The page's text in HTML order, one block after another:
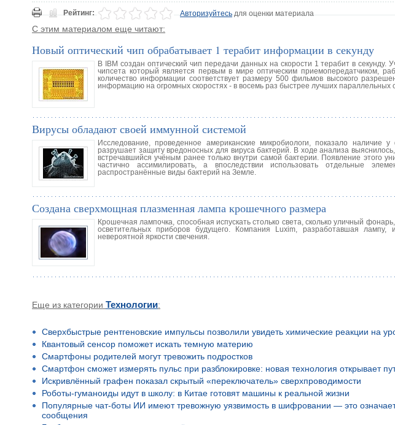
Рейтинг: Авторизуйтесьдля оценки материала
С этим материалом еще читают:
Новый оптический чип обрабатывает 1 терабит информации в секунду
В IBM создан оптический чип передачи данных на скорости 1 терабит в
чипсета который является первым в мире оптическим приемопередатчиком,
количество информации соответствует размеру 500 фильмов высокого
информацию на огромных скоростях - в восемь раз быстрее лучших параллельных
Вирусы обладают своей иммунной системой
Исследование, проведенное американские микробиологи, показало наличие
разрушает защиту вредоносных для вируса бактерий. В ходе анализа
встречавшийся учёным ранее только внутри самой бактерии. Появление этого
частично ассимилировать, а впоследствии использовать отдельные
распространённые виды бактерий на Земле.
Создана сверхмощная плазменная лампа крошечного размера
Крошечная лампочка, способная испускать столько света, сколько уличный
осветительных приборов будущего. Компания Luxim, разработавшая лампу,
невероятной яркости свечения.
Еще из категории Технологии:
Сверхбыстрые рентгеновские импульсы позволили увидеть химические реакции на
Квантовый сенсор поможет искать темную материю
Смартфоны родителей могут тревожить подростков
Смартфон сможет измерять пульс при разблокировке: новая технология открывает
Искривлённый графен показал скрытый «переключатель» сверхпроводимости
Роботы-гуманоиды идут в школу: в Китае готовят машины к реальной жизни
Популярные чат-боты ИИ имеют тревожную уязвимость в шифровании — это
сообщения